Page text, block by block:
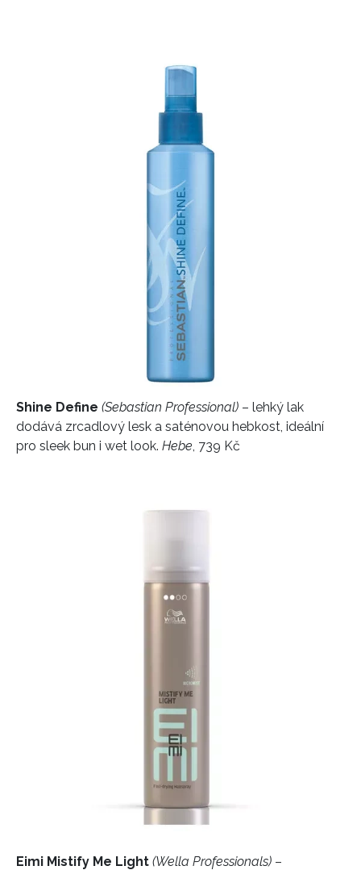
Shine Define (Sebastian Professional) – lehký lak
dodává zrcadlový lesk a saténovou hebkost, ideální
pro sleek bun i wet look. Hebe, 739 Kč
Eimi Mistify Me Light (Wella Professionals) –